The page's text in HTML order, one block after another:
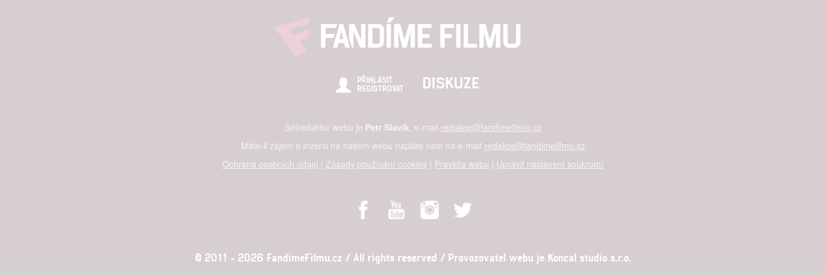
PŘIHLÁSIT
REGISTROVAT
DISKUZE
Šéfredaktor webu je Petr Slavík, e-mail redakce@fandimefilmu.cz
Máte-li zájem o inzerci na našem webu napište nám na e-mail redakce@fandimefilmu.cz
Ochrana osobních údajů | Zásady používání cookies | Pravidla webu | Upravit nastavení soukromí
© 2011 - 2026 FandimeFilmu.cz / All rights reserved / Provozovatel webu je Koncal studio s.r.o.